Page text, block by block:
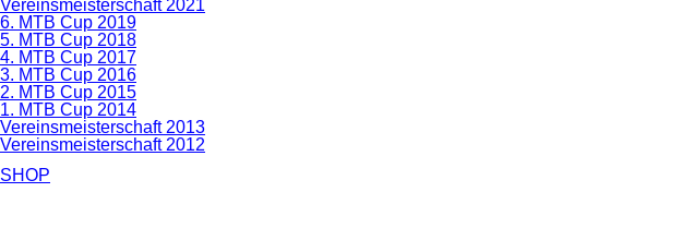
Vereinsmeisterschaft 2021
6. MTB Cup 2019
5. MTB Cup 2018
4. MTB Cup 2017
3. MTB Cup 2016
2. MTB Cup 2015
1. MTB Cup 2014
Vereinsmeisterschaft 2013
Vereinsmeisterschaft 2012
SHOP